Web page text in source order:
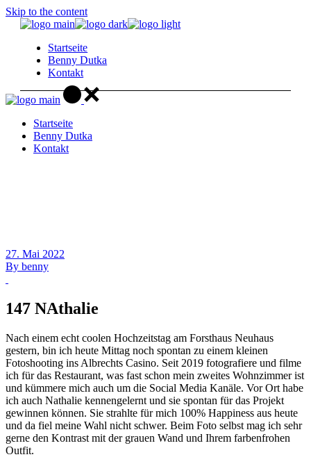
Skip to the content
Startseite
Benny Dutka
Kontakt
Startseite
Benny Dutka
Kontakt
27. Mai 2022
By benny
147 NAthalie
Nach einem echt coolen Hochzeitstag am Forsthaus Neuhaus
gestern, bin ich heute Mittag noch spontan zu einem kleinen
Fotoshooting ins Albrechts Casino. Seit 2019 fotografiere und filme
ich für das Restaurant, was fast schon mein zweites Wohnzimmer ist
und kümmere mich auch um die Social Media Kanäle. Vor Ort habe
ich auch Nathalie kennengelernt und sie spontan für das Projekt
gewinnen können. Sie strahlte für mich 100% Happiness aus heute
und da fiel meine Wahl nicht schwer. Beim Foto selbst mag ich sehr
gerne den Kontrast mit der grauen Wand und Ihrem farbenfrohen
Outfit.